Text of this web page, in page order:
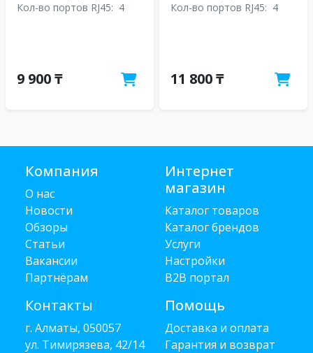
Кол-во портов RJ45: 4
9 900 ₸
Кол-во портов RJ45: 4
11 800 ₸
Компания
О нас
Новости
Обзоры
Статьи
Вакансии
Партнёрам
Контакты
г. Алматы, 050057
ул. Тимирязева, 42/14
Интернет
магазин
Каталог товаров
Каталог брендов
Услуги
Настройки
B2B портал
Помощь
Доставка и оплата
Гарантия и возврат